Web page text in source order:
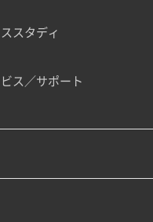
スタディ
ス／サポート